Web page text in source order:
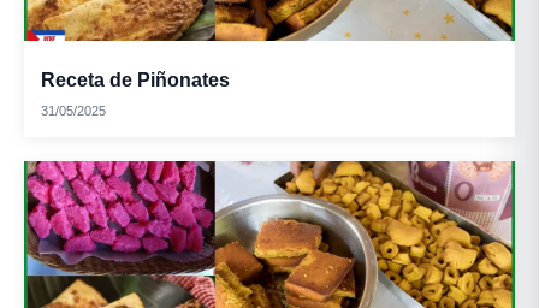
Receta de Piñonates
31/05/2025